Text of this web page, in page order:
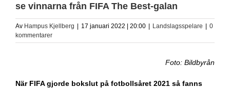
se vinnarna från FIFA The Best-galan
Av Hampus Kjellberg | 17 januari 2022 | 20:00 | Landslagsspelare | 0
kommentarer
Foto: Bildbyrån
När FIFA gjorde bokslut på fotbollsåret 2021 så fanns